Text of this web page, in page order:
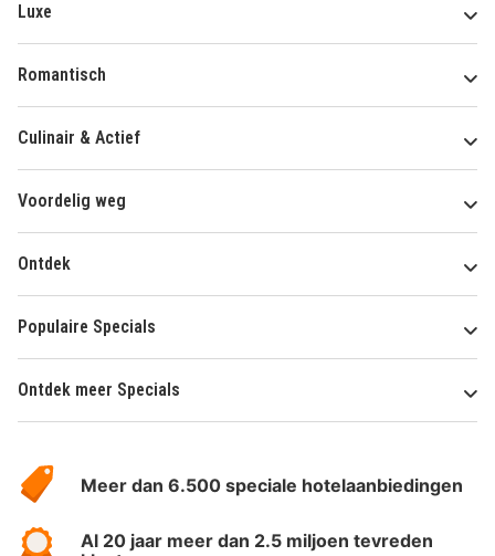
Luxe
Romantisch
Culinair & Actief
Voordelig weg
Ontdek
Populaire Specials
Ontdek meer Specials
HotelSpecials
Meer dan 6.500 speciale hotelaanbiedingen
Al 20 jaar meer dan 2.5 miljoen tevreden